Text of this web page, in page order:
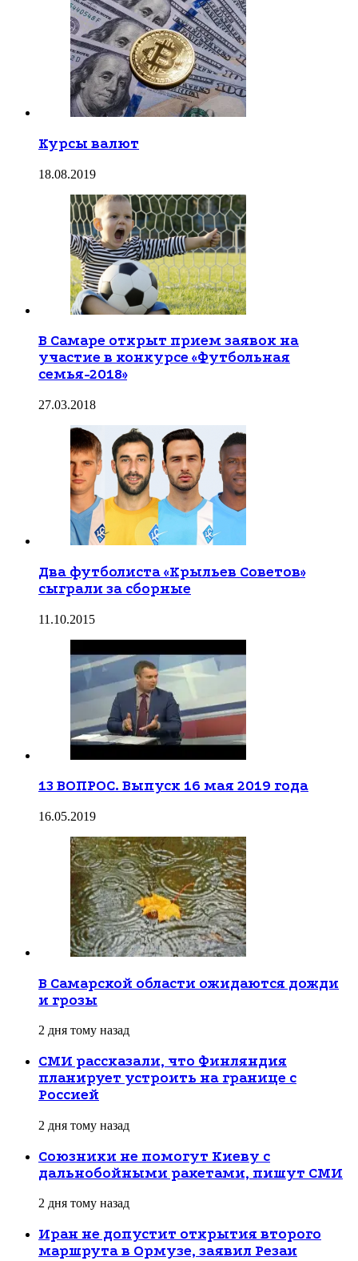
Курсы валют
18.08.2019
В Самаре открыт прием заявок на
участие в конкурсе «Футбольная
семья-2018»
27.03.2018
Два футболиста «Крыльев Советов»
сыграли за сборные
11.10.2015
13 ВОПРОС. Выпуск 16 мая 2019 года
16.05.2019
В Самарской области ожидаются дожди
и грозы
2 дня тому назад
СМИ рассказали, что Финляндия
планирует устроить на границе с
Россией
2 дня тому назад
Союзники не помогут Киеву с
дальнобойными ракетами, пишут СМИ
2 дня тому назад
Иран не допустит открытия второго
маршрута в Ормузе, заявил Резаи